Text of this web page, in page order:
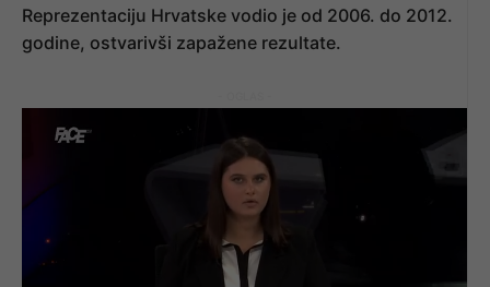
Reprezentaciju Hrvatske vodio je od 2006. do 2012.
godine, ostvarivši zapažene rezultate.